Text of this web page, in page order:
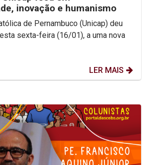
inovação e humanismo
de Pernambuco (Unicap) deu
sexta-feira (16/01), a uma nova
LER MAIS